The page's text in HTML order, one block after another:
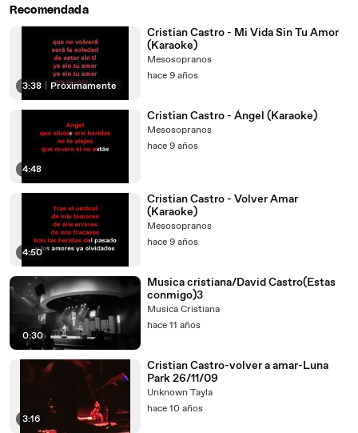
Recomendada
3:38 Próximamente
Cristian Castro - Mi Vida Sin Tu Amor
(Karaoke)
Mesosopranos
hace 9 años
4:48
Cristian Castro - Ángel (Karaoke)
Mesosopranos
hace 9 años
4:50
Cristian Castro - Volver Amar
(Karaoke)
Mesosopranos
hace 9 años
0:30
Musica cristiana/David Castro(Estas
conmigo)3
Musica Cristiana
hace 11 años
3:16
Cristian Castro-volver a amar-Luna
Park 26/11/09
Unknown Tayla
hace 10 años